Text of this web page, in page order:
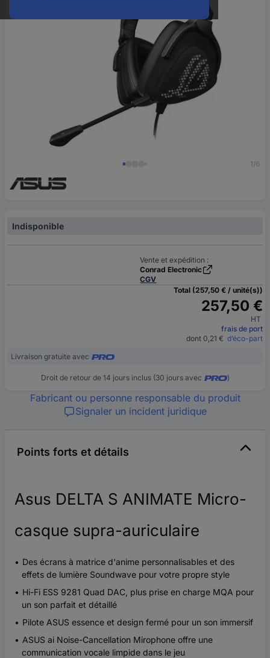
1/6
Indisponible
Vente et expédition :
Conrad Electronic
CGV
Total (257,50 € / unité(s))
257,50 €
HT
frais de port
dont 0,21 € d’éco-part
Livraison gratuite avec
Droit de retour de 14 jours inclus (30 jours avec )
Fabricant ou personne responsable du produit
Signaler un incident juridique
Points forts et détails
Asus DELTA S ANIMATE Micro-
casque supra-auriculaire
Des écrans à matrice d'anime personnalisables et des
effets de lumière Soundwave pour votre propre style
Hi-Fi ESS 9281 Quad DAC, plus prise en charge MQA pour
un son parfait et détaillé
Pilote ASUS essence et design fermé pour un son immersif
ASUS ai Noise-Cancellation Mirophone offre une
communication vocale limpide dans le jeu